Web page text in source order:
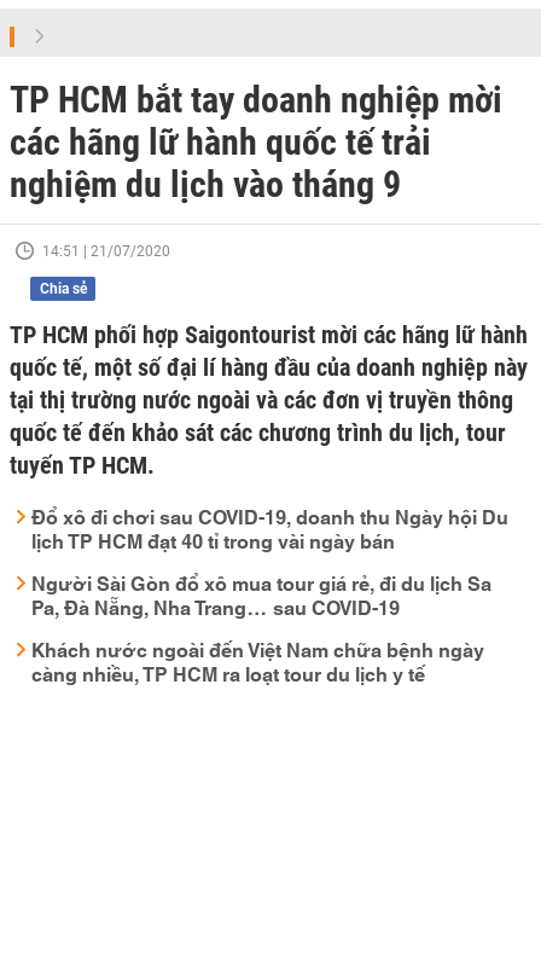
TP HCM bắt tay doanh nghiệp mời
các hãng lữ hành quốc tế trải
nghiệm du lịch vào tháng 9
14:51 | 21/07/2020
Chia sẻ
TP HCM phối hợp Saigontourist mời các hãng lữ hành
quốc tế, một số đại lí hàng đầu của doanh nghiệp này
tại thị trường nước ngoài và các đơn vị truyền thông
quốc tế đến khảo sát các chương trình du lịch, tour
tuyến TP HCM.
Đổ xô đi chơi sau COVID-19, doanh thu Ngày hội Du
lịch TP HCM đạt 40 tỉ trong vài ngày bán
Người Sài Gòn đổ xô mua tour giá rẻ, đi du lịch Sa
Pa, Đà Nẵng, Nha Trang… sau COVID-19
Khách nước ngoài đến Việt Nam chữa bệnh ngày
càng nhiều, TP HCM ra loạt tour du lịch y tế